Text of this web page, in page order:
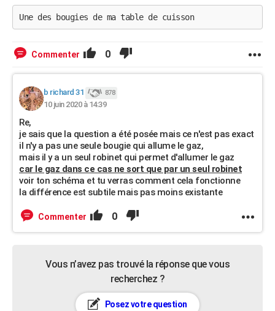
Une des bougies de ma table de cuisson
Commenter 0
b richard 31 878
10 juin 2020 à 14:39
Re,
je sais que la question a été posée mais ce n'est pas exact
il n'y a pas une seule bougie qui allume le gaz,
mais il y a un seul robinet qui permet d'allumer le gaz
car le gaz dans ce cas ne sort que par un seul robinet
voir ton schéma et tu verras comment cela fonctionne
la différence est subtile mais pas moins existante
Commenter 0
Vous n’avez pas trouvé la réponse que vous
recherchez ?
Posez votre question